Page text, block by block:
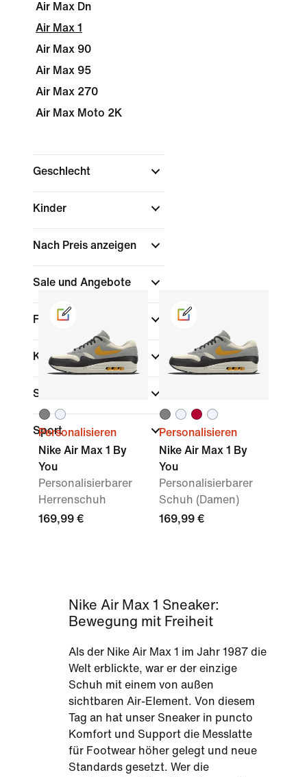
Air Max Dn
Air Max 1
Air Max 90
Air Max 95
Air Max 270
Air Max Moto 2K
Geschlecht
Kinder
Nach Preis anzeigen
Sale und Angebote
Farbe
Kollektionen
Schuhhöhe
Sport
Personalisieren
Nike Air Max 1 By
You
Personalisierbarer
Herrenschuh
169,99 €
Personalisieren
Nike Air Max 1 By
You
Personalisierbarer
Schuh (Damen)
169,99 €
Nike Air Max 1 Sneaker:
Bewegung mit Freiheit
Als der Nike Air Max 1 im Jahr 1987 die
Welt erblickte, war er der einzige
Schuh mit einem von außen
sichtbaren Air-Element. Von diesem
Tag an hat unser Sneaker in puncto
Komfort und Support die Messlatte
für Footwear höher gelegt und neue
Standards gesetzt. Wer die